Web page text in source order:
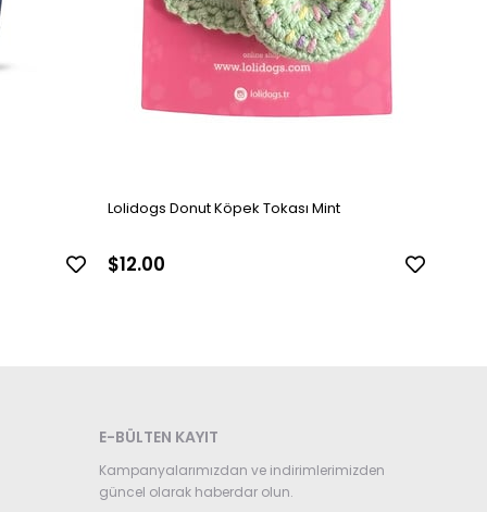
Lolidogs Donut Köpek Tokası Mint
$12.00
E-BÜLTEN KAYIT
Kampanyalarımızdan ve indirimlerimizden
güncel olarak haberdar olun.